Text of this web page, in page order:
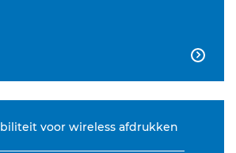

voor wireless afdrukken